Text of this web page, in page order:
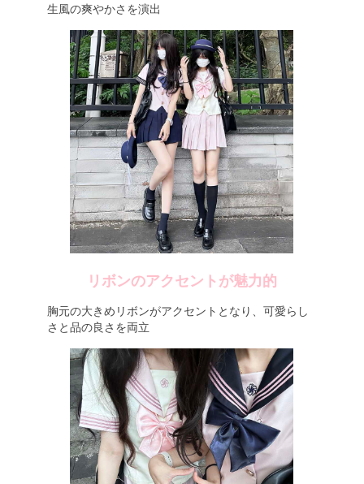
生風の爽やかさを演出
リボンのアクセントが魅力的
胸元の大きめリボンがアクセントとなり、可愛らし
さと品の良さを両立